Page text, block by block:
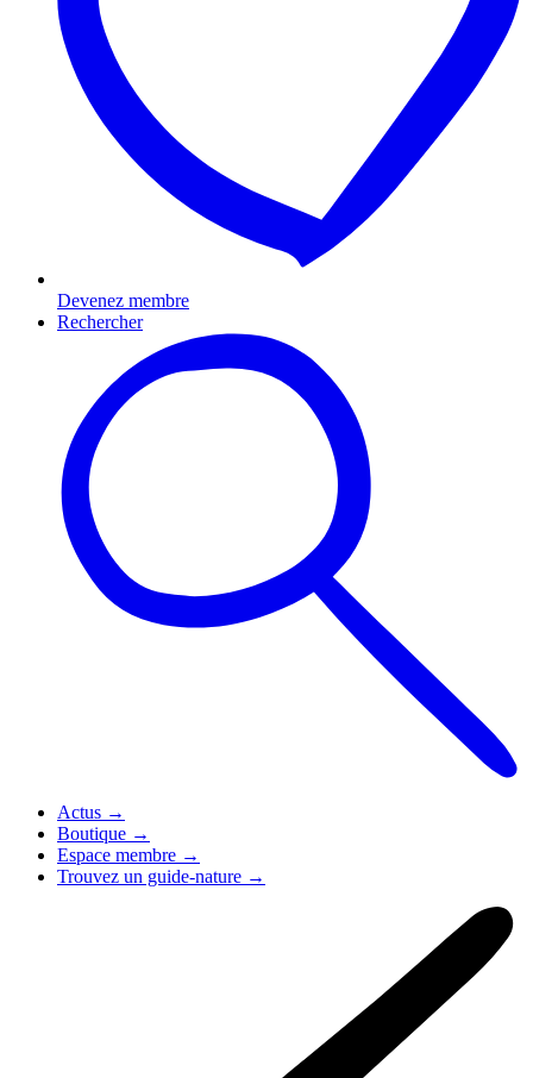
Devenez membre
Rechercher
Actus →
Boutique →
Espace membre →
Trouvez un guide-nature →